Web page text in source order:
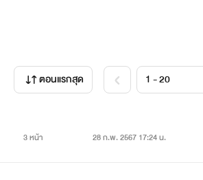
ตอนแรกสุด
3 หน้า 28 ก.พ. 2567 17:24 น.